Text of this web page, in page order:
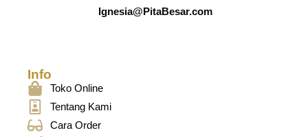
Ignesia@PitaBesar.com
Info
Toko Online
Tentang Kami
Cara Order